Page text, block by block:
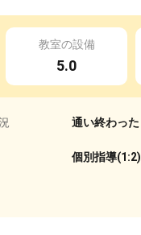
教室の設備
5.0
通い終わった
個別指導(1:2)